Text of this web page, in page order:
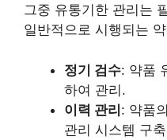
그중 유통기한 관리는
일반적으로 시행되는
정기 검수: 약품
하여 관리.
이력 관리: 약품
관리 시스템 구